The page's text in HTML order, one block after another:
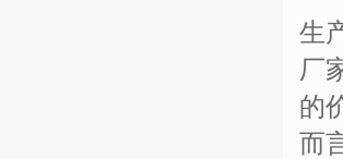
生
厂
的
而